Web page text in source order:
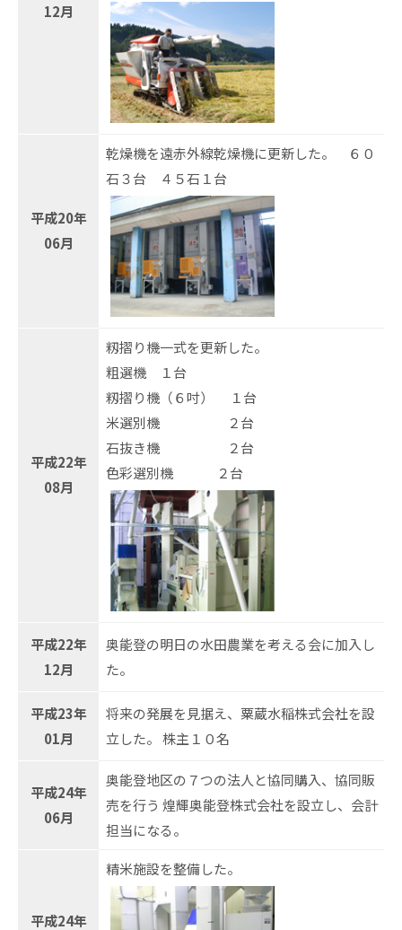
12月
平成20年
06月
乾燥機を遠赤外線乾燥機に更新した。 ６０
石３台 ４５石１台
平成22年
08月
籾摺り機一式を更新した。
粗選機 １台
籾摺り機（６吋） １台
米選別機 ２台
石抜き機 ２台
色彩選別機 ２台
平成22年
12月
奥能登の明日の水田農業を考える会に加入し
た。
平成23年
01月
将来の発展を見据え、粟蔵水稲株式会社を設
立した。 株主１０名
平成24年
06月
奥能登地区の７つの法人と協同購入、協同販
売を行う 煌輝奥能登株式会社を設立し、会計
担当になる。
平成24年
精米施設を整備した。